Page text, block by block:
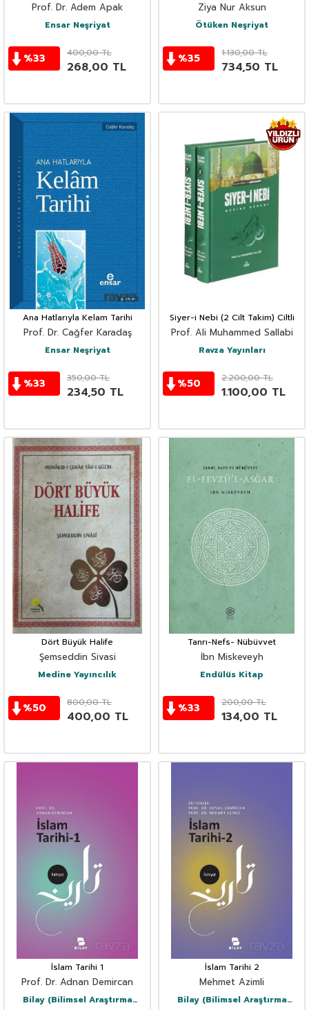
Prof. Dr. Adem Apak
Ensar Neşriyat
%33 400,00TL
268,00 TL
Ziya Nur Aksun
Ötüken Neşriyat
%35 1.130,00TL
734,50 TL
Ana Hatlarıyla Kelam Tarihi
Prof. Dr. Cağfer Karadaş
Ensar Neşriyat
%33 350,00TL
234,50 TL
Siyer-i Nebi (2 Cilt Takim) Ciltli
Prof. Ali Muhammed Sallabi
Ravza Yayınları
%50 2.200,00TL
1.100,00 TL
Dört Büyük Halife
Şemseddin Sivasi
Medine Yayıncılık
%50 800,00TL
400,00 TL
Tanrı-Nefs- Nübüvvet
İbn Miskeveyh
Endülüs Kitap
%33 200,00TL
134,00 TL
İslam Tarihi 1
Prof. Dr. Adnan Demircan
Bilay (Bilimsel Araştırma
İslam Tarihi 2
Mehmet Azimli
Bilay (Bilimsel Araştırma